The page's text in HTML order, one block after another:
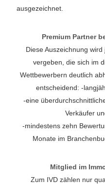
ausgezeichnet.
Premium Partner
Diese Auszeichnung
vergeben, die sich im
Wettbewerbern deutlich
entscheidend: -
-eine
Verkäufer
-mindestens zehn
Monate im
Mitglied im
Zum IVD zählen nur